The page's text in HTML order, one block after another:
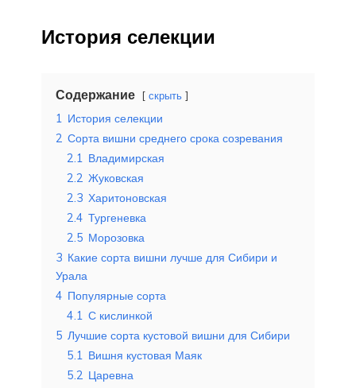
История селекции
Содержание скрыть
1 История селекции
2 Сорта вишни среднего срока созревания
2.1 Владимирская
2.2 Жуковская
2.3 Харитоновская
2.4 Тургеневка
2.5 Морозовка
3 Какие сорта вишни лучше для Сибири и
Урала
4 Популярные сорта
4.1 С кислинкой
5 Лучшие сорта кустовой вишни для Сибири
5.1 Вишня кустовая Маяк
5.2 Царевна